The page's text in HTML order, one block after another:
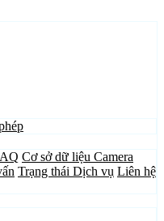
Cơ sở dữ liệu Camera
Trạng thái Dịch vụ Liên hệ